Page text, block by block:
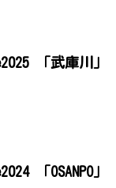
「武庫川」
「OSANPO」